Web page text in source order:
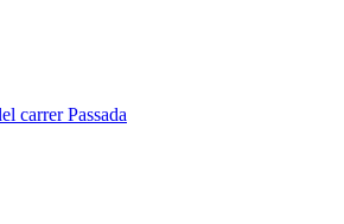
carrer Passada